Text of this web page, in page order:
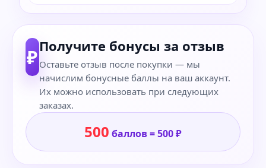
₽Получите бонусы за отзыв
Оставьте отзыв после покупки — мы
начислим бонусные баллы на ваш аккаунт.
Их можно использовать при следующих
заказах.
500 баллов = 500 ₽